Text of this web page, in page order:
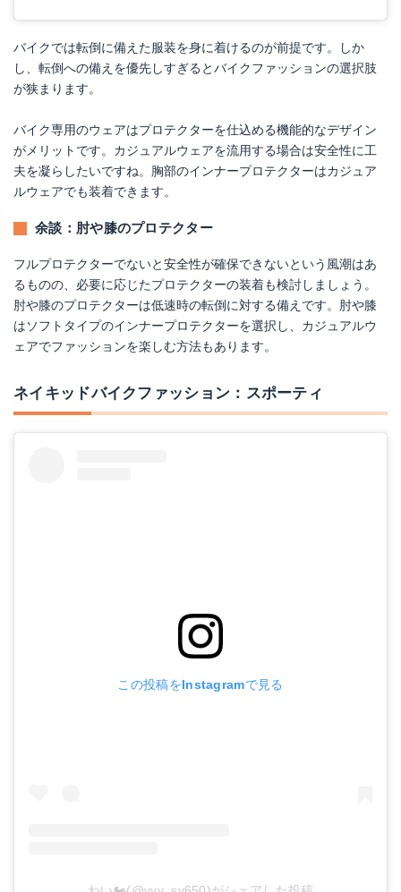
バイクでは転倒に備えた服装を身に着けるのが前提です。しか
し、転倒への備えを優先しすぎるとバイクファッションの選択肢
が狭まります。
バイク専用のウェアはプロテクターを仕込める機能的なデザイン
がメリットです。カジュアルウェアを流用する場合は安全性に工
夫を凝らしたいですね。胸部のインナープロテクターはカジュア
ルウェアでも装着できます。
余談：肘や膝のプロテクター
フルプロテクターでないと安全性が確保できないという風潮はあ
るものの、必要に応じたプロテクターの装着も検討しましょう。
肘や膝のプロテクターは低速時の転倒に対する備えです。肘や膝
はソフトタイプのインナープロテクターを選択し、カジュアルウ
ェアでファッションを楽しむ方法もあります。
ネイキッドバイクファッション：スポーティ
この投稿をInstagramで見る